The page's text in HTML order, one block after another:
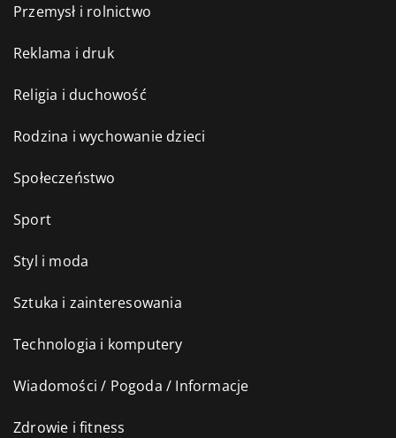
Przemysł i rolnictwo
Reklama i druk
Religia i duchowość
Rodzina i wychowanie dzieci
Społeczeństwo
Sport
Styl i moda
Sztuka i zainteresowania
Technologia i komputery
Wiadomości / Pogoda / Informacje
Zdrowie i fitness